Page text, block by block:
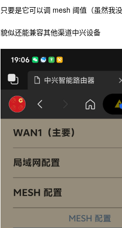
只要是它可以调 mesh 阈值（虽然我
貌似还能兼容其他渠道中兴设备